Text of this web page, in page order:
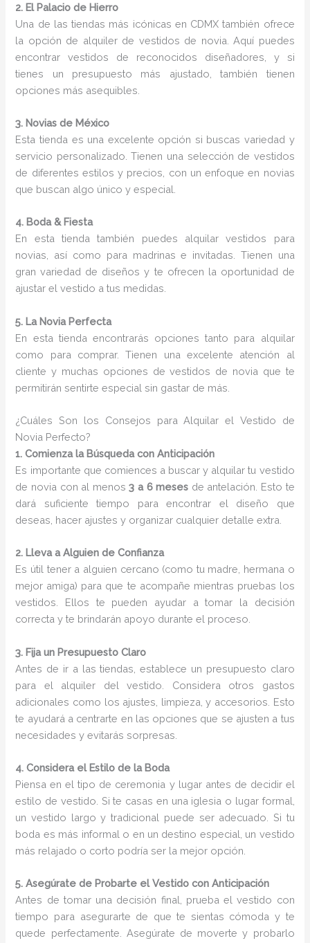
2. El Palacio de Hierro
Una de las tiendas más icónicas en CDMX también ofrece
la opción de alquiler de vestidos de novia. Aquí puedes
encontrar vestidos de reconocidos diseñadores, y si
tienes un presupuesto más ajustado, también tienen
opciones más asequibles.
3. Novias de México
Esta tienda es una excelente opción si buscas variedad y
servicio personalizado. Tienen una selección de vestidos
de diferentes estilos y precios, con un enfoque en novias
que buscan algo único y especial.
4. Boda & Fiesta
En esta tienda también puedes alquilar vestidos para
novias, así como para madrinas e invitadas. Tienen una
gran variedad de diseños y te ofrecen la oportunidad de
ajustar el vestido a tus medidas.
5. La Novia Perfecta
En esta tienda encontrarás opciones tanto para alquilar
como para comprar. Tienen una excelente atención al
cliente y muchas opciones de vestidos de novia que te
permitirán sentirte especial sin gastar de más.
¿Cuáles Son los Consejos para Alquilar el Vestido de
Novia Perfecto?
1. Comienza la Búsqueda con Anticipación
Es importante que comiences a buscar y alquilar tu vestido
de novia con al menos3 a 6 meses de antelación. Esto te
dará suficiente tiempo para encontrar el diseño que
deseas, hacer ajustes y organizar cualquier detalle extra.
2. Lleva a Alguien de Confianza
Es útil tener a alguien cercano (como tu madre, hermana o
mejor amiga) para que te acompañe mientras pruebas los
vestidos. Ellos te pueden ayudar a tomar la decisión
correcta y te brindarán apoyo durante el proceso.
3. Fija un Presupuesto Claro
Antes de ir a las tiendas, establece un presupuesto claro
para el alquiler del vestido. Considera otros gastos
adicionales como los ajustes, limpieza, y accesorios. Esto
te ayudará a centrarte en las opciones que se ajusten a tus
necesidades y evitarás sorpresas.
4. Considera el Estilo de la Boda
Piensa en el tipo de ceremonia y lugar antes de decidir el
estilo de vestido. Si te casas en una iglesia o lugar formal,
un vestido largo y tradicional puede ser adecuado. Si tu
boda es más informal o en un destino especial, un vestido
más relajado o corto podría ser la mejor opción.
5. Asegúrate de Probarte el Vestido con Anticipación
Antes de tomar una decisión final, prueba el vestido con
tiempo para asegurarte de que te sientas cómoda y te
quede perfectamente. Asegúrate de moverte y probarlo